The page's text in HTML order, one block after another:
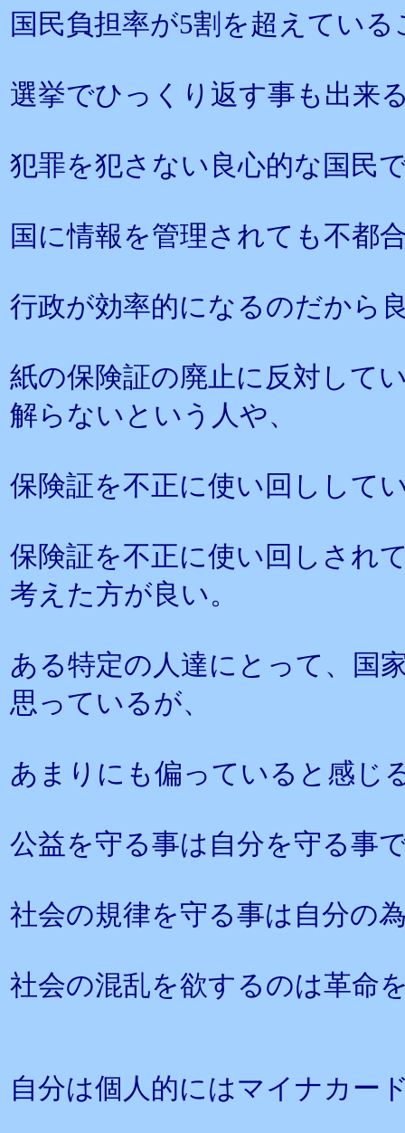
国民負担率が5割を超えてい
選挙でひっくり返す事も出来
犯罪を犯さない良心的な国民
国に情報を管理されても不都
行政が効率的になるのだから
紙の保険証の廃止に反対して
解らないという人や、
保険証を不正に使い回しして
保険証を不正に使い回しされ
考えた方が良い。
ある特定の人達にとって、国
思っているが、
あまりにも偏っていると感じ
公益を守る事は自分を守る事
社会の規律を守る事は自分の
社会の混乱を欲するのは革命
自分は個人的にはマイナカー